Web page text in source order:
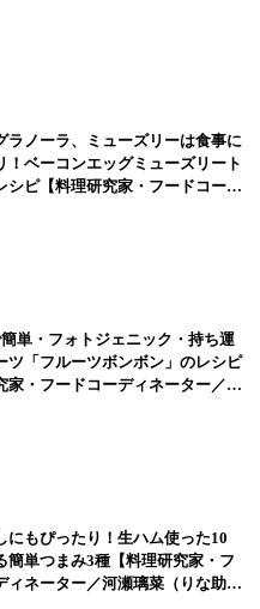
ラノーラ、ミューズリーは食事に
！ベーコンエッグミューズリート
シピ【料理研究家・フードコーデ
単・フォトジェニック・持ち運
ツ「フルーツボンボン」のレシピ
家・フードコーディネーター／河
にもぴったり！生ハム使った10
簡単つまみ3種【料理研究家・フ
ィネーター／河瀬璃菜（りな助）